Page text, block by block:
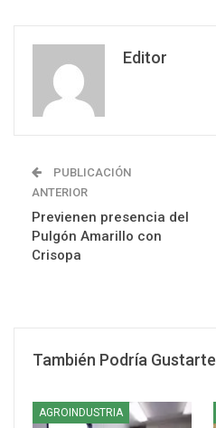
Editor
PUBLICACIÓN
ANTERIOR
Previenen presencia del
Pulgón Amarillo con
Crisopa
También Podría Gustarte
AGROINDUSTRIA